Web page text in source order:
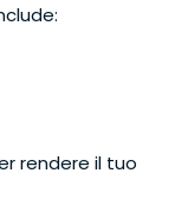
rendere il tuo